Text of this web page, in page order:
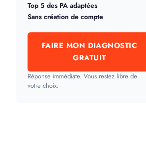
Top 5 des PA adaptées
Sans création de compte
FAIRE MON DIAGNOSTIC
GRATUIT
Réponse immédiate. Vous restez libre de
votre choix.